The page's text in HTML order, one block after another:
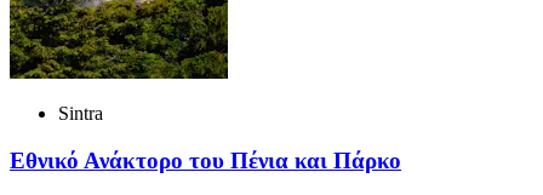
Sintra
Εθνικό Ανάκτορο του Πένια και Πάρκο